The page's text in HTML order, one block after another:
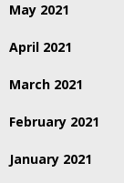
May 2021
April 2021
March 2021
February 2021
January 2021